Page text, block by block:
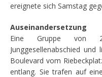
ereignete sich Samstag
Auseinandersetzung
Eine Gruppe von
Junggesellenabschied
Boulevard vom
entlang. Sie trafen auf